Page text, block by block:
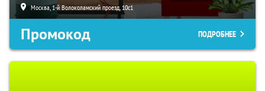
Москва, 1-й Волоколамский проезд, 10с1
Промокод ПОДРОБНЕЕ